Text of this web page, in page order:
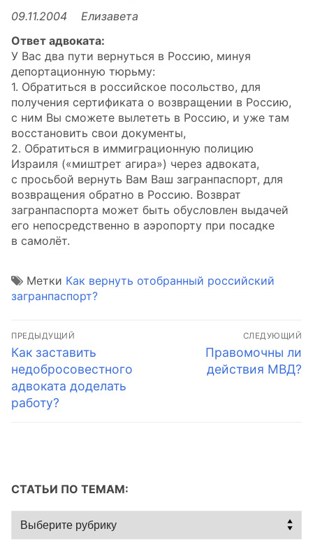
09.11.2004 Елизавета
Ответ адвоката:
У Вас два пути вернуться в Россию, минуя
депортационную тюрьму:
1. Обратиться в российское посольство, для
получения сертификата о возвращении в Россию,
с ним Вы сможете вылететь в Россию, и уже там
восстановить свои документы,
2. Обратиться в иммиграционную полицию
Израиля («миштрет агира») через адвоката,
с просьбой вернуть Вам Ваш загранпаспорт, для
возвращения обратно в Россию. Возврат
загранпаспорта может быть обусловлен выдачей
его непосредственно в аэропорту при посадке
в самолёт.
Метки Как вернуть отобранный российский
загранпаспорт?
Навигация
по
записям
ПРЕДЫДУЩИЙ
Предыдущая
запись:
Как заставить
недобросовестного
адвоката доделать
работу?
СЛЕДУЮЩИЙ
Следующая
запись:
Правомочны ли
действия МВД?
СТАТЬИ ПО ТЕМАМ:
Статьи
по